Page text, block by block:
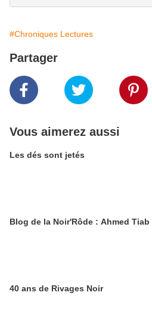
#Chroniques Lectures
Partager
Vous aimerez aussi
Les dés sont jetés
Blog de la Noir'Rôde : Ahmed Tiab
40 ans de Rivages Noir